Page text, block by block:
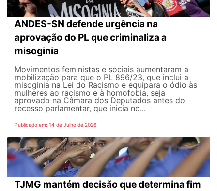
ANDES-SN defende urgência na
aprovação do PL que criminaliza a
misoginia
Movimentos feministas e sociais aumentaram a
mobilização para que o PL 896/23, que inclui a
misoginia na Lei do Racismo e equipara o ódio às
mulheres ao racismo e à homofobia, seja
aprovado na Câmara dos Deputados antes do
recesso parlamentar, que inicia no...
Publicado em: 14 de Julho de 2026
TJMG mantém decisão que determina fim